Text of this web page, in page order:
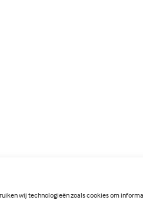
wij technologieën zoals cookies om